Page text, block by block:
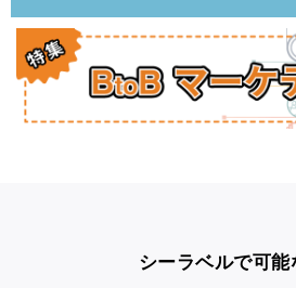
シーラベルで可能